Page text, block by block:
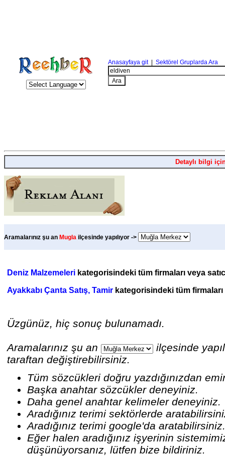
Anasayfaya git| Sektörel Gruplarda Ara
Detaylı bilgi
Aramalarınız şu an Mugla ilçesinde yapılıyor ->
Deniz Malzemeleri kategorisindeki tüm firmaları veya
Ayakkabı Çanta Satış, Tamir kategorisindeki tüm firmaları
Üzgünüz, hiç sonuç bulunamadı.
Aramalarınız şu an
ilçesinde
taraftan değiştirebilirsiniz.
Tüm sözcükleri doğru yazdığınızdan
Başka anahtar sözcükler deneyiniz.
Daha genel anahtar kelimeler deneyiniz.
Aradığınız terimi sektörlerde
Aradığınız terimi google'da
Eğer halen aradığınız işyerinin
düşünüyorsanız, lütfen bize bildiriniz.